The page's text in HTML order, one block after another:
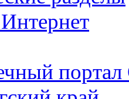
портал